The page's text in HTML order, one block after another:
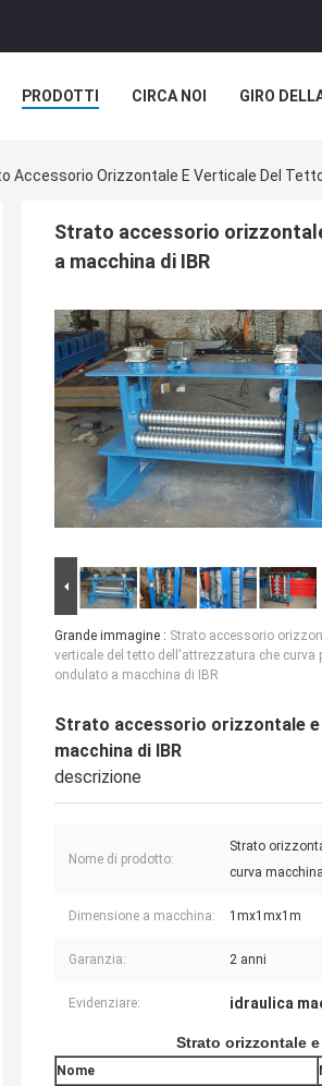
PRODOTTI CIRCA NOI GIRO
Accessorio Orizzontale E Verticale Del
Strato accessorio
a macchina di IBR
Grande immagine : Strato accessorio
verticale del tetto dell'attrezzatura che curva
ondulato a macchina di IBR
Strato accessorio orizzontale
macchina di IBR
descrizione
Nome di prodotto:
Strato
curva
Dimensione a macchina: 1mx1mx1m
Garanzia: 2 anni
Evidenziare: idraulica
Strato orizzontale
Nome